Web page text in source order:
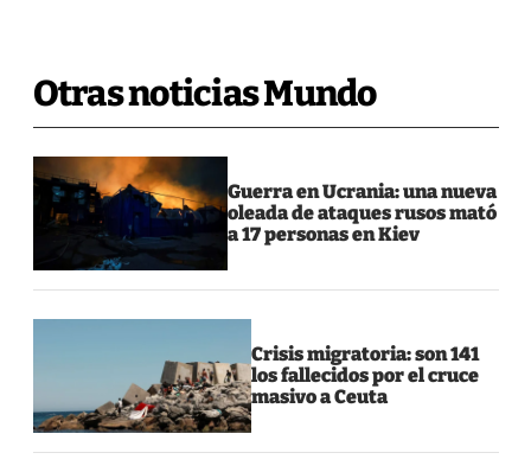
Otras noticias Mundo
Guerra en Ucrania: una nueva
oleada de ataques rusos mató
a 17 personas en Kiev
Crisis migratoria: son 141
los fallecidos por el cruce
masivo a Ceuta